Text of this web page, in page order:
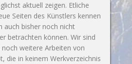
aktuell zeigen. Etliche
Seiten des Künstlers kennen
auch bisher noch nicht
betrachten können. Wir sind
weitere Arbeiten von
die in keinem Werkverzeichnis